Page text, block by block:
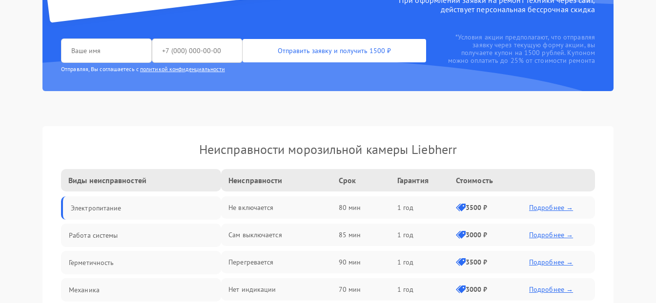
действует персональная бессрочная скидка
Отправить заявку и получить 1500 ₽
Отправляя, Вы соглашаетесь с политикой конфиденциальности
*Условия акции предполагают, что отправляя
заявку через текущую форму акции, вы
получаете купон на 1500 рублей. Купоном
можно оплатить до 25% от стоимости ремонта
Неисправности морозильной камеры Liebherr
Виды неисправностей
Электропитание
Работа системы
Герметичность
Механика
Неисправности Срок Гарантия Стоимость
Не включается 80 мин 1 год 3500 ₽ Подробнее →
Сам выключается 85 мин 1 год 3000 ₽ Подробнее →
Перегревается 90 мин 1 год 3500 ₽ Подробнее →
Нет индикации 70 мин 1 год 3000 ₽ Подробнее →